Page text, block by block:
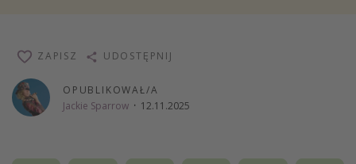
Więcej tematów
Newsy, ciekawostki, porady podróżnicze
Najlepsze aplikacje podróżnicze
OPUBLIKOWAŁ/A
Jackie Sparrow · 12.11.2025
ZAPISZ UDOSTĘPNIJ